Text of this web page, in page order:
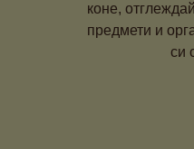
коне,
предмети и
си